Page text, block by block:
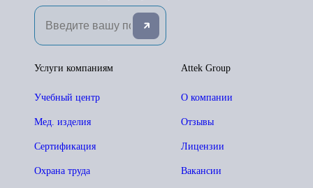
Attek Group
О компании
Отзывы
Лицензии
Вакансии
Услуги компаниям
Учебный центр
Мед. изделия
Сертификация
Охрана труда